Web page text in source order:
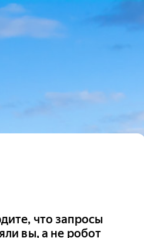
что запросы
вы, а не робот